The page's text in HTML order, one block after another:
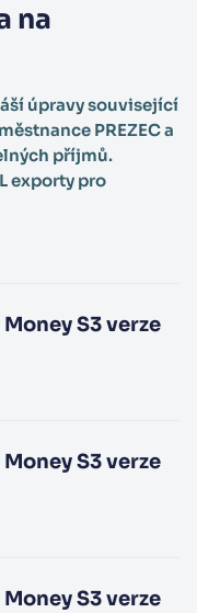
na
úpravy související
PREZEC a
příjmů.
exporty pro
S3 verze
S3 verze
S3 verze